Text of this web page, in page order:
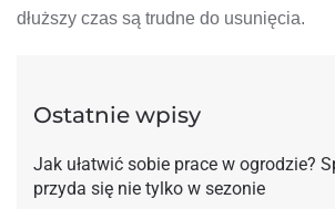
dłuższy czas są trudne do usunięcia.
Ostatnie wpisy
Jak ułatwić sobie prace w ogrodzie?
przyda się nie tylko w sezonie